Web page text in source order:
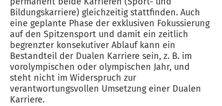
Bildungskarriere) gleichzeitig stattfinden. Auch
eine geplante Phase der exklusiven Fokussierung
auf den Spitzensport und damit ein zeitlich
begrenzter konsekutiver Ablauf kann ein
Bestandteil der Dualen Karriere sein, z. B. im
vorolympischen oder olympischen Jahr, und
steht nicht im Widerspruch zur
verantwortungsvollen Umsetzung einer Dualen
Karriere.